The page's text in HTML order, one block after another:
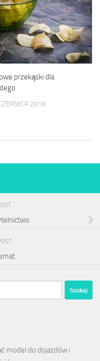
przekąski dla
2018
model do dojazdów i